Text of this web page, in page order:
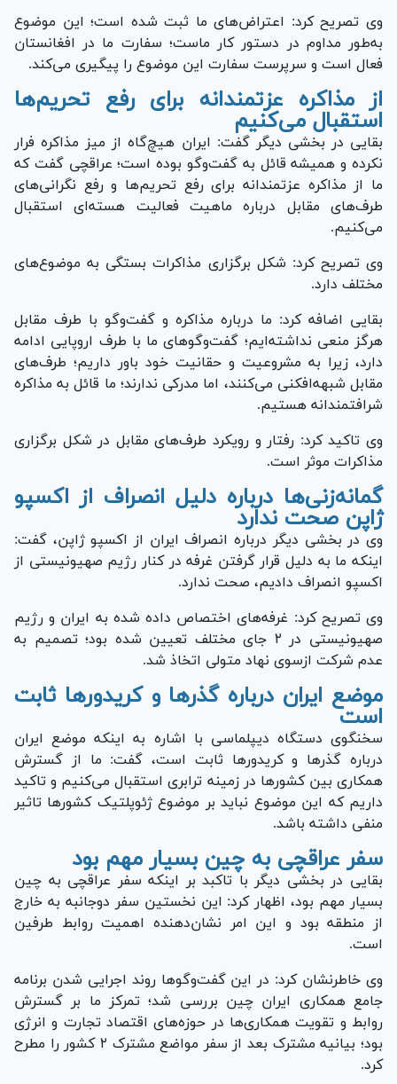
وی تصریح کرد: اعتراض‌های ما ثبت شده است؛ این موضوع
به‌طور مداوم در دستور کار ماست؛ سفارت ما در افغانستان
فعال است و سرپرست سفارت این موضوع را پیگیری می‌کند.
از مذاکره عزتمندانه برای رفع تحریم‌ها
استقبال می‌کنیم
بقایی در بخشی دیگر گفت: ایران هیچ‌گاه از میز مذاکره فرار
نکرده و همیشه قائل به گفت‌وگو بوده است؛ عراقچی گفت که
ما از مذاکره عزتمندانه برای رفع تحریم‌ها و رفع نگرانی‌های
طرف‌های مقابل درباره ماهیت فعالیت هسته‌ای استقبال
می‌کنیم.
وی تصریح کرد: شکل برگزاری مذاکرات بستگی به موضوع‌های
مختلف دارد.
بقایی اضافه کرد: ما درباره مذاکره و گفت‌وگو با طرف مقابل
هرگز منعی نداشته‌ایم؛ گفت‌وگو‌های ما با طرف اروپایی ادامه
دارد، زیرا به مشروعیت و حقانیت خود باور داریم؛ طرف‌های
مقابل شبهه‌افکنی می‌کنند، اما مدرکی ندارند؛ ما قائل به مذاکره
شرافتمندانه هستیم.
وی تاکید کرد: رفتار و رویکرد طرف‌های مقابل در شکل برگزاری
مذاکرات موثر است.
گمانه‌زنی‌ها درباره دلیل انصراف از اکسپو
ژاپن صحت ندارد
وی در بخشی دیگر درباره انصراف ایران از اکسپو ژاپن، گفت:
اینکه ما به دلیل قرار گرفتن غرفه در کنار رژیم صهیونیستی از
اکسپو انصراف دادیم، صحت ندارد.
وی تصریح کرد: غرفه‌های اختصاص داده شده به ایران و رژیم
صهیونیستی در ۲ جای مختلف تعیین شده بود؛ تصمیم به
عدم شرکت ازسوی نهاد متولی اتخاذ شد.
موضع ایران درباره گذر‌ها و کریدور‌ها ثابت
است
سخنگوی دستگاه دیپلماسی با اشاره به اینکه موضع ایران
درباره گذر‌ها و کریدور‌ها ثابت است، گفت: ما از گسترش
همکاری بین کشور‌ها در زمینه ترابری استقبال می‌کنیم و تاکید
داریم که این موضوع نباید بر موضوع ژئوپلتیک کشور‌ها تاثیر
منفی داشته باشد.
سفر عراقچی به چین بسیار مهم بود
بقایی در بخشی دیگر با تاکبد بر اینکه سفر عراقچی به چین
بسیار مهم بود، اظهار کرد: این نخستین سفر دوجانبه به خارج
از منطقه بود و این امر نشان‌دهنده اهمیت روابط طرفین
است.
وی خاطرنشان کرد: در این گفت‌وگو‌ها روند اجرایی شدن برنامه
جامع همکاری ایران چین بررسی شد؛ تمرکز ما بر گسترش
روابط و تقویت همکاری‌ها در حوزه‌های اقتصاد تجارت و انرژی
بود؛ بیانیه مشترک بعد از سفر مواضع مشترک ۲ کشور را مطرح
کرد.